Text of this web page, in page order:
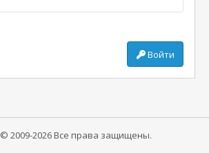
Войти
© 2009-2026 Все права защищены.